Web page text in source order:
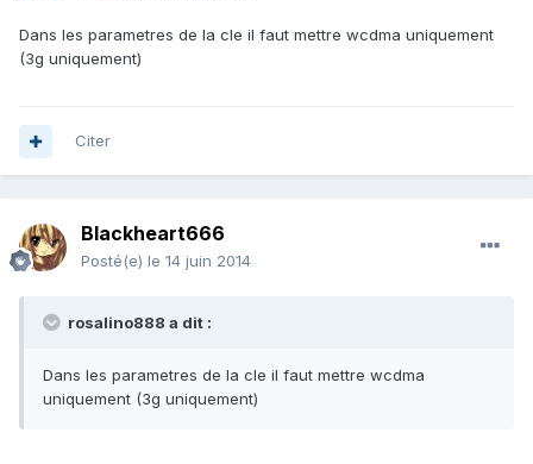
Dans les parametres de la cle il faut mettre wcdma uniquement
(3g uniquement)
Citer
Blackheart666
Posté(e) le 14 juin 2014
rosalino888 a dit :
Dans les parametres de la cle il faut mettre wcdma
uniquement (3g uniquement)